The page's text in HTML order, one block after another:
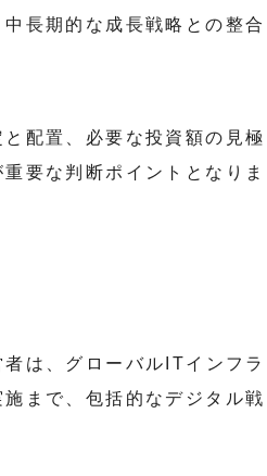
長期的な成長戦略との整合
配置、必要な投資額の見極
要な判断ポイントとなりま
は、グローバルITインフラ
まで、包括的なデジタル戦